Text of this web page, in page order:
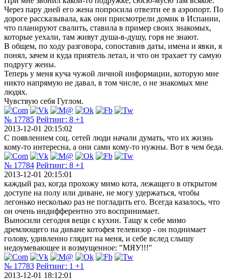
Через пару дней его жена попросила отвезти ее в аэропорт. По
дороге рассказывала, как они присмотрели домик в Испании,
что планируют свалить, ставила в пример своих знакомых,
которые уехали, там живут душа-в-душу, горя не знают.
В общем, по ходу разговора, сопоставив даты, имена и явки, я
понял, зачем и куда приятель летал, и что он трахает ту самую
подругу жены.
Теперь у меня куча чужой личной информации, которую мне
никто напрямую не давал, в том числе, о не знакомых мне
людях.
Чувствую себя Гуглом.
№ 17785 Рейтинг: 8 +1
2013-12-01 20:15:02
С появлением соц. сетей люди начали думать, что их жизнь
кому-то интересна, а они сами кому-то нужны. Вот в чем беда.
№ 17784 Рейтинг: 8 +1
2013-12-01 20:15:01
каждый раз, когда прохожу мимо кота, лежащего в открытом
доступе на полу или диване, не могу удержаться, чтобы
легонько несколько раз не погладить его. Всегда казалось, что
он очень индифферентно это воспринимает.
Выносили сегодня вещи с кухни. Тащу к себе мимо
дремлющего на диване котофея телевизор - он поднимает
голову, удивленно глядит на меня, и себе вслед слышу
недоумевающее и возмущенное: "МЯУ!!!"
№ 17783 Рейтинг: 1 +1
2013-12-01 18:12:01